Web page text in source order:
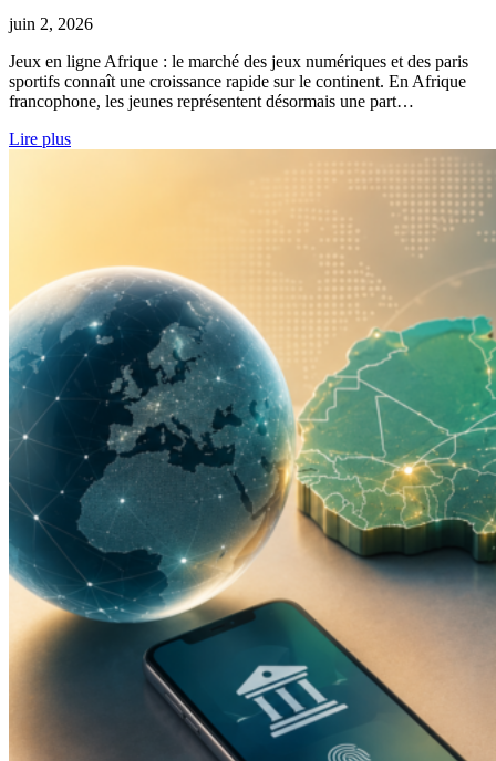
juin 2, 2026
Jeux en ligne Afrique : le marché des jeux numériques et des paris
sportifs connaît une croissance rapide sur le continent. En Afrique
francophone, les jeunes représentent désormais une part…
Lire plus